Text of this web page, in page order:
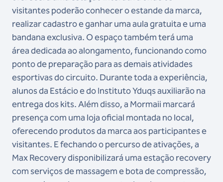
visitantes poderão conhecer o estande da marca,
realizar cadastro e ganhar uma aula gratuita e uma
bandana exclusiva. O espaço também terá uma
área dedicada ao alongamento, funcionando como
ponto de preparação para as demais atividades
esportivas do circuito. Durante toda a experiência,
alunos da Estácio e do Instituto Yduqs auxiliarão na
entrega dos kits. Além disso, a Mormaii marcará
presença com uma loja oficial montada no local,
oferecendo produtos da marca aos participantes e
visitantes. E fechando o percurso de ativações, a
Max Recovery disponibilizará uma estação recovery
com serviços de massagem e bota de compressão,